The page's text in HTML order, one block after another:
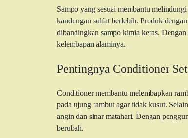
Sampo yang sesuai membantu
kandungan sulfat berlebih. Produk
dibandingkan sampo kimia keras.
kelembapan alaminya.
Pentingnya Conditioner
Conditioner membantu melembapkan
pada ujung rambut agar tidak kusut.
angin dan sinar matahari. Dengan
berubah.